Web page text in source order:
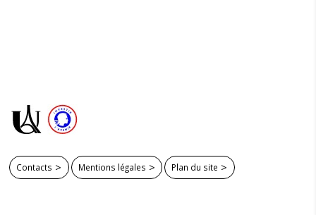
Contacts Mentions légales Plan du site